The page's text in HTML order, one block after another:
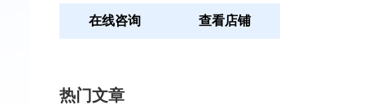
在线咨询 查看店铺
热门文章